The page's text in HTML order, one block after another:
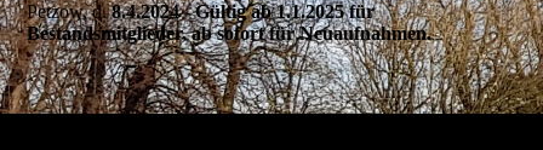
Petzow, d.8.4.2024 - Gültig ab 1.1.2025 für
Bestandsmitglieder, ab sofort für Neuaufnahmen.